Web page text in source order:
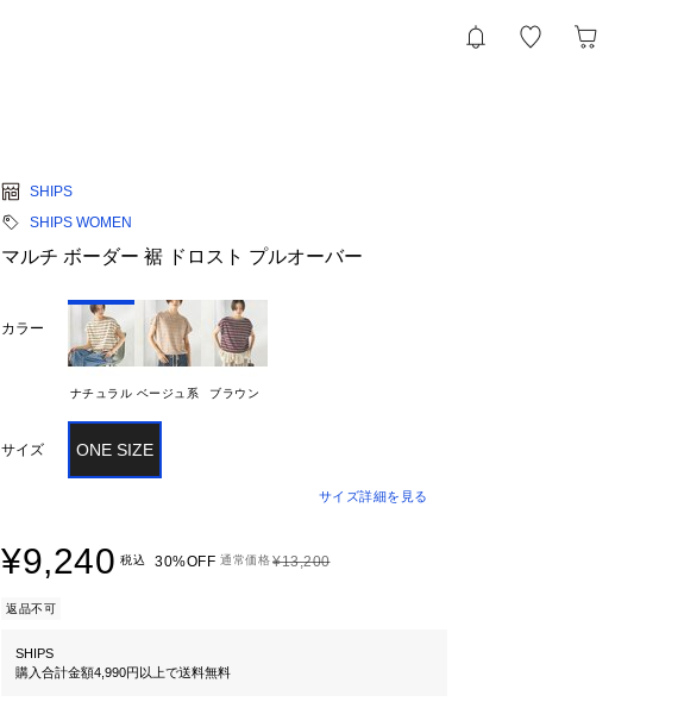
SHIPS
SHIPS WOMEN
マルチ ボーダー 裾 ドロスト プルオーバー
カラー
ナチュラル ベージュ系 ブラウン
サイズ ONE SIZE
サイズ詳細を見る
¥9,240 税込 30%OFF 通常価格¥13,200
返品不可
SHIPS
購入合計金額4,990円以上で送料無料